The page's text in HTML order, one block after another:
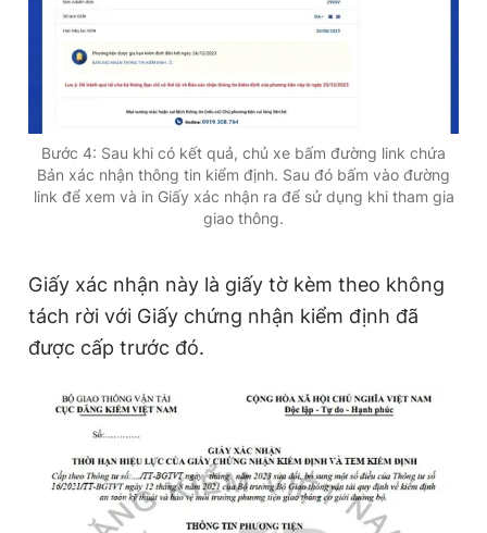
Bước 4: Sau khi có kết quả, chủ xe bấm đường link chứa
Bản xác nhận thông tin kiểm định. Sau đó bấm vào đường
link để xem và in Giấy xác nhận ra để sử dụng khi tham gia
giao thông.
Giấy xác nhận này là giấy tờ kèm theo không
tách rời với Giấy chứng nhận kiểm định đã
được cấp trước đó.